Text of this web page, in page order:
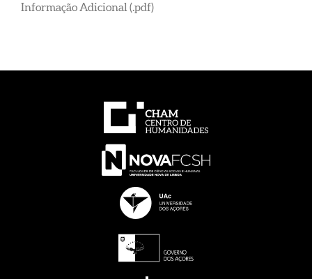
Informação Adicional (.pdf)